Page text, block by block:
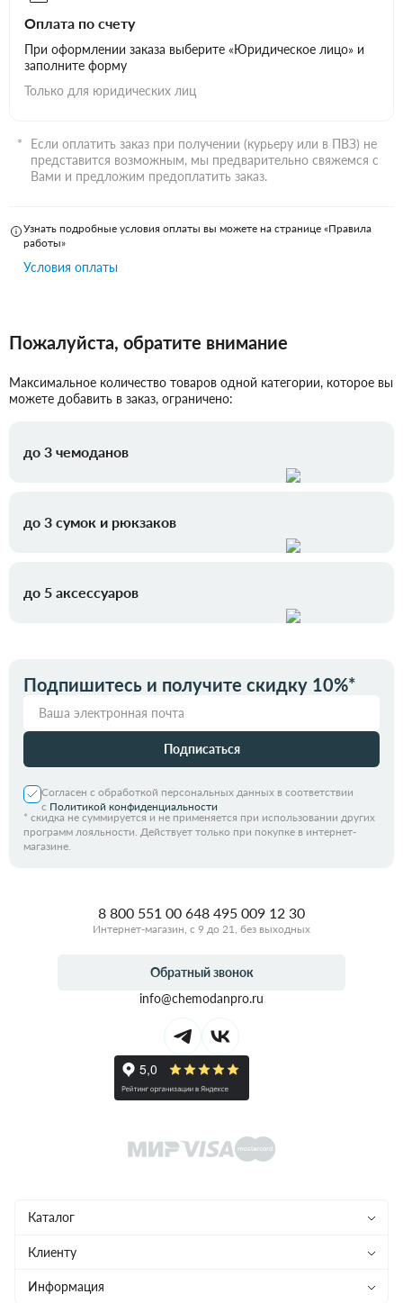
Оплата по счету
При оформлении заказа выберите «Юридическое лицо» и
заполните форму
Только для юридических лиц
Если оплатить заказ при получении (курьеру или в ПВЗ) не
представится возможным, мы предварительно свяжемся с
Вами и предложим предоплатить заказ.
Узнать подробные условия оплаты вы можете на странице «Правила
работы»
Условия оплаты
Пожалуйста, обратите внимание
Максимальное количество товаров одной категории, которое вы
можете добавить в заказ, ограничено:
до 3 чемоданов
до 3 сумок и рюкзаков
до 5 аксессуаров
Подпишитесь и получите скидку 10%*
Подписаться
Согласен с обработкой персональных данных в соответствии
с Политикой конфиденциальности
* скидка не суммируется и не применяется при использовании других
программ лояльности. Действует только при покупке в интернет-
магазине.
Каталог
Чемоданы
Рюкзаки
Клиенту
Магазины
Информация
8 800 551 00 648 495 009 12 30
Интернет-магазин, с 9 до 21, без выходных
Обратный звонок
info@chemodanpro.ru